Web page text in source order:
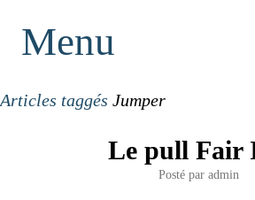
redingote.
Menu
Articles taggés Jumper
Le pull Fair
Posté par admin